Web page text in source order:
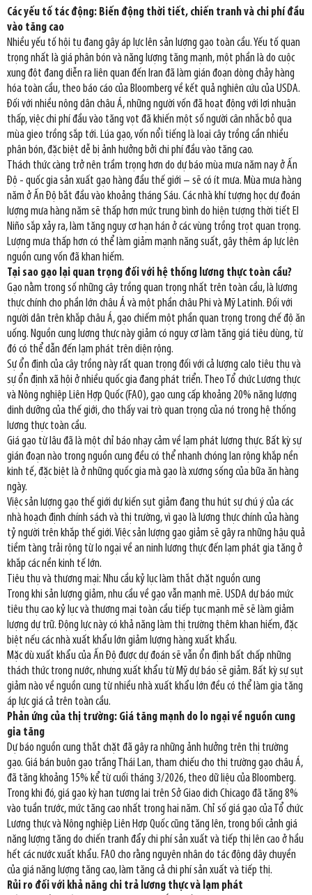
Các yếu tố tác động: Biến động thời tiết, chiến tranh và chi phí đầu
vào tăng cao
Nhiều yếu tố hội tụ đang gây áp lực lên sản lượng gạo toàn cầu. Yếu tố quan
trọng nhất là giá phân bón và năng lượng tăng mạnh, một phần là do cuộc
xung đột đang diễn ra liên quan đến Iran đã làm gián đoạn dòng chảy hàng
hóa toàn cầu, theo báo cáo của Bloomberg về kết quả nghiên cứu của USDA.
Đối với nhiều nông dân châu Á, những người vốn đã hoạt động với lợi nhuận
thấp, việc chi phí đầu vào tăng vọt đã khiến một số người cân nhắc bỏ qua
mùa gieo trồng sắp tới. Lúa gạo, vốn nổi tiếng là loại cây trồng cần nhiều
phân bón, đặc biệt dễ bị ảnh hưởng bởi chi phí đầu vào tăng cao.
Thách thức càng trở nên trầm trọng hơn do dự báo mùa mưa năm nay ở Ấn
Độ - quốc gia sản xuất gạo hàng đầu thế giới – sẽ có ít mưa. Mùa mưa hàng
năm ở Ấn Độ bắt đầu vào khoảng tháng Sáu. Các nhà khí tượng học dự đoán
lượng mưa hàng năm sẽ thấp hơn mức trung bình do hiện tượng thời tiết El
Niño sắp xảy ra, làm tăng nguy cơ hạn hán ở các vùng trồng trọt quan trọng.
Lượng mưa thấp hơn có thể làm giảm mạnh năng suất, gây thêm áp lực lên
nguồn cung vốn đã khan hiếm.
Tại sao gạo lại quan trọng đối với hệ thống lương thực toàn cầu?
Gạo nằm trong số những cây trồng quan trọng nhất trên toàn cầu, là lương
thực chính cho phần lớn châu Á và một phần châu Phi và Mỹ Latinh. Đối với
người dân trên khắp châu Á, gạo chiếm một phần quan trọng trong chế độ ăn
uống. Nguồn cung lương thực này giảm có nguy cơ làm tăng giá tiêu dùng, từ
đó có thể dẫn đến lạm phát trên diện rộng.
Sự ổn định của cây trồng này rất quan trọng đối với cả lượng calo tiêu thụ và
sự ổn định xã hội ở nhiều quốc gia đang phát triển. Theo Tổ chức Lương thực
và Nông nghiệp Liên Hợp Quốc (FAO), gạo cung cấp khoảng 20% năng lượng
dinh dưỡng của thế giới, cho thấy vai trò quan trọng của nó trong hệ thống
lương thực toàn cầu.
Giá gạo từ lâu đã là một chỉ báo nhạy cảm về lạm phát lương thực. Bất kỳ sự
gián đoạn nào trong nguồn cung đều có thể nhanh chóng lan rộng khắp nền
kinh tế, đặc biệt là ở những quốc gia mà gạo là xương sống của bữa ăn hàng
ngày.
Việc sản lượng gạo thế giới dự kiến sụt giảm đang thu hút sự chú ý của các
nhà hoạch định chính sách và thị trường, vì gạo là lương thực chính của hàng
tỷ người trên khắp thế giới. Việc sản lượng gạo giảm sẽ gây ra những hậu quả
tiềm tàng trải rộng từ lo ngại về an ninh lương thực đến lạm phát gia tăng ở
khắp các nền kinh tế lớn.
Tiêu thụ và thương mại: Nhu cầu kỷ lục làm thắt chặt nguồn cung
Trong khi sản lượng giảm, nhu cầu về gạo vẫn mạnh mẽ. USDA dự báo mức
tiêu thụ cao kỷ lục và thương mại toàn cầu tiếp tục mạnh mẽ sẽ làm giảm
lượng dự trữ. Động lực này có khả năng làm thị trường thêm khan hiếm, đặc
biệt nếu các nhà xuất khẩu lớn giảm lượng hàng xuất khẩu.
Mặc dù xuất khẩu của Ấn Độ được dự đoán sẽ vẫn ổn định bất chấp những
thách thức trong nước, nhưng xuất khẩu từ Mỹ dự báo sẽ giảm. Bất kỳ sự sụt
giảm nào về nguồn cung từ nhiều nhà xuất khẩu lớn đều có thể làm gia tăng
áp lực giá cả trên toàn cầu.
Phản ứng của thị trường: Giá tăng mạnh do lo ngại về nguồn cung
gia tăng
Dự báo nguồn cung thắt chặt đã gây ra những ảnh hưởng trên thị trường
gạo. Giá bán buôn gạo trắng Thái Lan, tham chiếu cho thị trường gạo châu Á,
đã tăng khoảng 15% kể từ cuối tháng 3/2026, theo dữ liệu của Bloomberg.
Trong khi đó, giá gạo kỳ hạn tương lai trên Sở Giao dịch Chicago đã tăng 8%
vào tuần trước, mức tăng cao nhất trong hai năm. Chỉ số giá gạo của Tổ chức
Lương thực và Nông nghiệp Liên Hợp Quốc cũng tăng lên, trong bối cảnh giá
năng lượng tăng do chiến tranh đẩy chi phí sản xuất và tiếp thị lên cao ở hầu
hết các nước xuất khẩu. FAO cho rằng nguyên nhân do tác động dây chuyền
của giá năng lượng tăng cao, làm tăng cả chi phí sản xuất và tiếp thị.
Rủi ro đối với khả năng chi trả lương thực và lạm phát